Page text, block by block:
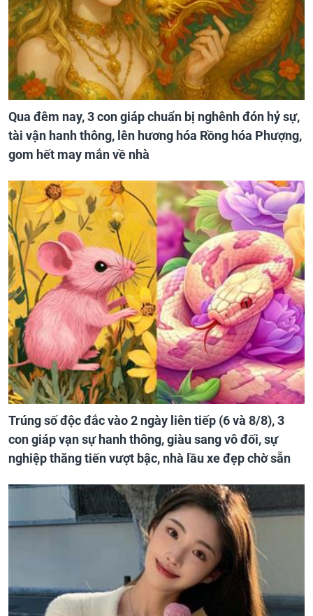
Qua đêm nay, 3 con giáp chuẩn bị nghênh đón hỷ sự,
tài vận hanh thông, lên hương hóa Rồng hóa Phượng,
gom hết may mắn về nhà
Trúng số độc đắc vào 2 ngày liên tiếp (6 và 8/8), 3
con giáp vạn sự hanh thông, giàu sang vô đối, sự
nghiệp thăng tiến vượt bậc, nhà lầu xe đẹp chờ sẵn